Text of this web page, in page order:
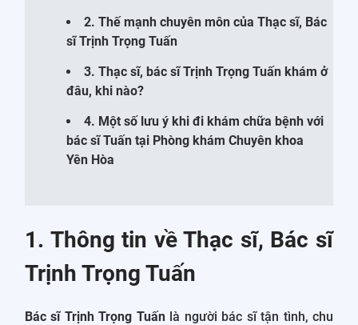
2. Thế mạnh chuyên môn của Thạc sĩ, Bác
sĩ Trịnh Trọng Tuấn
3. Thạc sĩ, bác sĩ Trịnh Trọng Tuấn khám ở
đâu, khi nào?
4. Một số lưu ý khi đi khám chữa bệnh với
bác sĩ Tuấn tại Phòng khám Chuyên khoa
Yên Hòa
1. Thông tin về Thạc sĩ, Bác sĩ
Trịnh Trọng Tuấn
Bác sĩ Trịnh Trọng Tuấnlà người bác sĩ tận tình, chu